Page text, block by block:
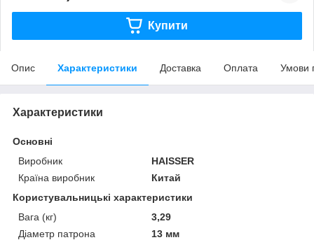
Купити
Опис Характеристики Доставка Оплата Умови
Характеристики
Основні
Виробник
HAISSER
Країна виробник
Китай
Користувальницькі характеристики
Вага (кг)
3,29
Діаметр патрона
13 мм